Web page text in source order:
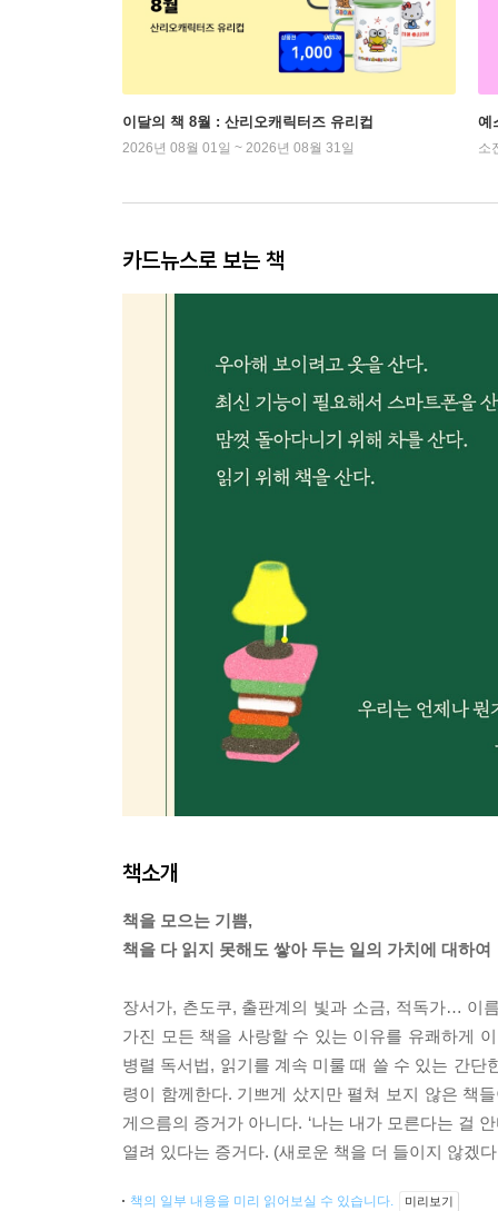
이달의 책 8월 : 산리오캐릭터즈 유리컵
2026년 08월 01일 ~ 2026년 08월 31일
예
소
카드뉴스로 보는 책
책소개
책을 모으는 기쁨,
책을 다 읽지 못해도 쌓아 두는 일의 가치에 대하여
장서가, 츤도쿠, 출판계의 빛과 소금, 적독가… 이
가진 모든 책을 사랑할 수 있는 이유를 유쾌하게
병렬 독서법, 읽기를 계속 미룰 때 쓸 수 있는 간
령이 함께한다. 기쁘게 샀지만 펼쳐 보지 않은 책
게으름의 증거가 아니다. ‘나는 내가 모른다는 걸
열려 있다는 증거다. (새로운 책을 더 들이지 않겠
책의 일부 내용을 미리 읽어보실 수 있습니다. 미리보기